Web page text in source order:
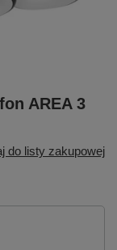
AREA 3
do listy zakupowej